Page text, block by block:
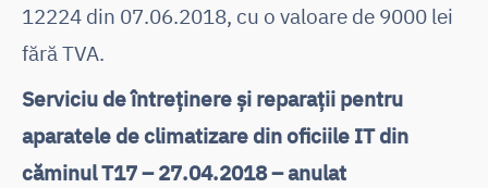
12224 din 07.06.2018, cu o valoare de 9000 lei
fără TVA.
Serviciu de întreținere și reparații pentru
aparatele de climatizare din oficiile IT din
căminul T17 – 27.04.2018 – anulat